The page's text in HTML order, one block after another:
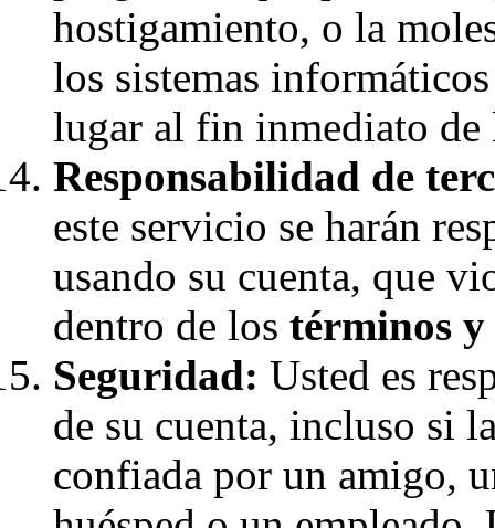
hostigamiento, o la
los sistemas
lugar al fin inmediato de
Responsabilidad de
este servicio se harán
usando su cuenta, que
dentro de los términos y
Seguridad: Usted es
de su cuenta, incluso si
confiada por un amigo,